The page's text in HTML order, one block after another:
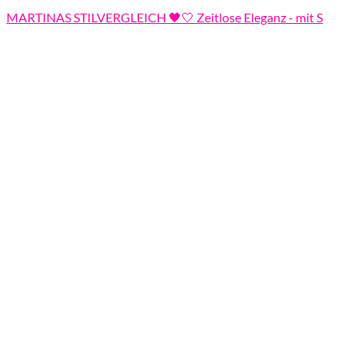
MARTINAS STILVERGLEICH 🖤🤍 Zeitlose Eleganz - mit S